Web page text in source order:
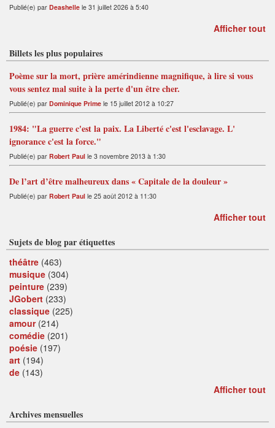
Publié(e) par Deashelle le 31 juillet 2026 à 5:40
Afficher tout
Billets les plus populaires
Poème sur la mort, prière amérindienne magnifique, à lire si vous
vous sentez mal suite à la perte d'un être cher.
Publié(e) par Dominique Prime le 15 juillet 2012 à 10:27
1984: "La guerre c'est la paix. La Liberté c'est l'esclavage. L'
ignorance c'est la force."
Publié(e) par Robert Paul le 3 novembre 2013 à 1:30
De l’art d’être malheureux dans « Capitale de la douleur »
Publié(e) par Robert Paul le 25 août 2012 à 11:30
Afficher tout
Sujets de blog par étiquettes
théâtre (463)
musique (304)
peinture (239)
JGobert (233)
classique (225)
amour(214)
comédie (201)
poésie (197)
art (194)
de (143)
Afficher tout
Archives mensuelles